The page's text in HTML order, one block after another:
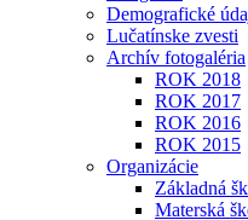
Demografické
Lučatínske zvesti
Archív fotogaléria
ROK 2018
ROK 2017
ROK 2016
ROK 2015
Organizácie
Základná
Materská